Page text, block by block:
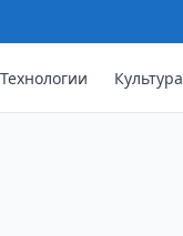
Технологии Культура